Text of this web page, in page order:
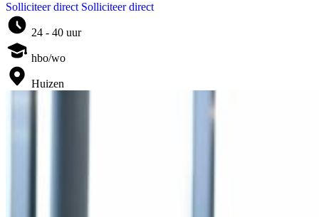
Solliciteer direct Solliciteer direct
24 - 40 uur
hbo/wo
Huizen